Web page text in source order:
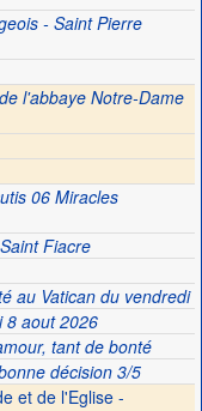
- Saint Pierre
l'abbaye Notre-Dame
06 Miracles
Fiacre
au Vatican du vendredi
aout 2026
tant de bonté
décision 3/5
et de l'Eglise -